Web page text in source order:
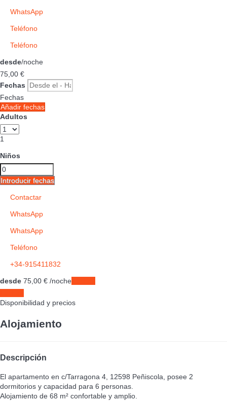
WhatsApp
Teléfono
Teléfono
desde/noche
75, 00 €
Fechas
Fechas
Añadir fechas
Adultos
1
Niños
Introducir fechas
Contactar
WhatsApp
WhatsApp
Teléfono
+34-915411832
desde 75, 00 € /noche
Disponibilidad y precios
Alojamiento
Descripción
El apartamento en c/Tarragona 4, 12598 Peñiscola, posee 2
dormitorios y capacidad para 6 personas.
Alojamiento de 68 m² confortable y amplio.